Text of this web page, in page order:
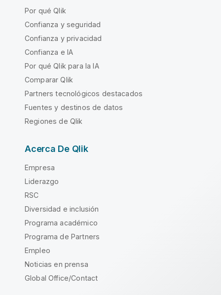
Por qué Qlik
Confianza y seguridad
Confianza y privacidad
Confianza e IA
Por qué Qlik para la IA
Comparar Qlik
Partners tecnológicos destacados
Fuentes y destinos de datos
Regiones de Qlik
Acerca De Qlik
Empresa
Liderazgo
RSC
Diversidad e inclusión
Programa académico
Programa de Partners
Empleo
Noticias en prensa
Global Office/Contact